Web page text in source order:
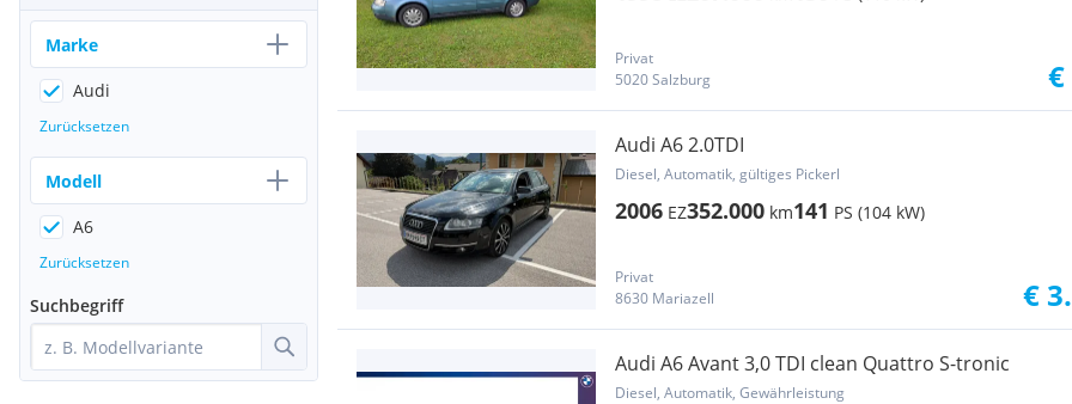
Privat
5020 Salzburg
€
Audi A6 2.0TDI
Diesel, Automatik, gültiges Pickerl
2006 EZ352.000 km141 PS (104 kW)
Privat
8630 Mariazell
€
Audi A6 Avant 3,0 TDI clean Quattro S-tronic
Diesel, Automatik, Gewährleistung
Marke
Audi
Zurücksetzen
Modell
A6
Zurücksetzen
Suchbegriff